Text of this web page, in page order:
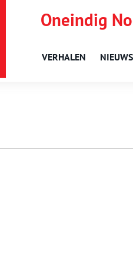
Oneindig
VERHALEN NIEUWS